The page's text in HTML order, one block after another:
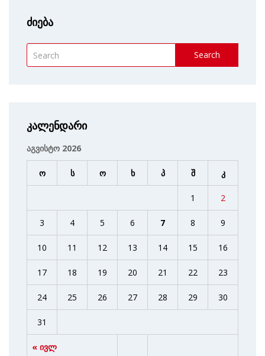
ძიება
Search
კალენდარი
აგვისტო 2026
ო ს ო ხ პ შ კ
« ივლ
1 2
3 4 5 6 7 8 9
10 11 12 13 14 15 16
17 18 19 20 21 22 23
24 25 26 27 28 29 30
31